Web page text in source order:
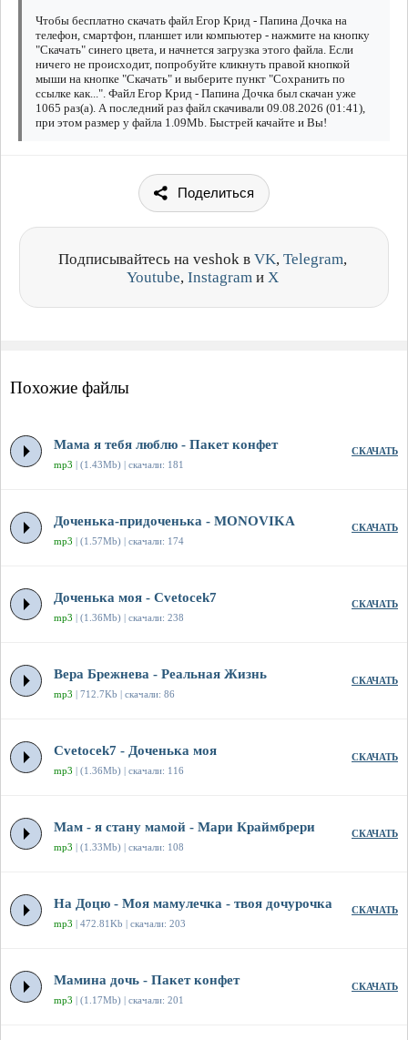
Чтобы бесплатно скачать файл Егор Крид - Папина Дочка на
телефон, смартфон, планшет или компьютер - нажмите на кнопку
"Скачать" синего цвета, и начнется загрузка этого файла. Если
ничего не происходит, попробуйте кликнуть правой кнопкой
мыши на кнопке "Скачать" и выберите пункт "Сохранить по
ссылке как...". Файл Егор Крид - Папина Дочка был скачан уже
1065 раз(а). А последний раз файл скачивали 09.08.2026 (01:41),
при этом размер у файла 1.09Mb. Быстрей качайте и Вы!
Поделиться
Подписывайтесь на veshok в VK, Telegram,
Youtube, Instagram и X
Похожие файлы
Мама я тебя люблю - Пакет конфет
mp3 | (1.43Mb) | скачали: 181
СКАЧАТЬ
Доченька-придоченька - MONOVIKA
mp3 | (1.57Mb) | скачали: 174
СКАЧАТЬ
Доченька моя - Cvetocek7
mp3 | (1.36Mb) | скачали: 238
СКАЧАТЬ
Вера Брежнева - Реальная Жизнь
mp3 | 712.7Kb | скачали: 86
СКАЧАТЬ
Cvetocek7 - Доченька моя
mp3 | (1.36Mb) | скачали: 116
СКАЧАТЬ
Мам - я стану мамой - Мари Краймбрери
mp3 | (1.33Mb) | скачали: 108
СКАЧАТЬ
На Доцю - Моя мамулечка - твоя дочурочка
mp3 | 472.81Kb | скачали: 203
СКАЧАТЬ
Мамина дочь - Пакет конфет
mp3 | (1.17Mb) | скачали: 201
СКАЧАТЬ